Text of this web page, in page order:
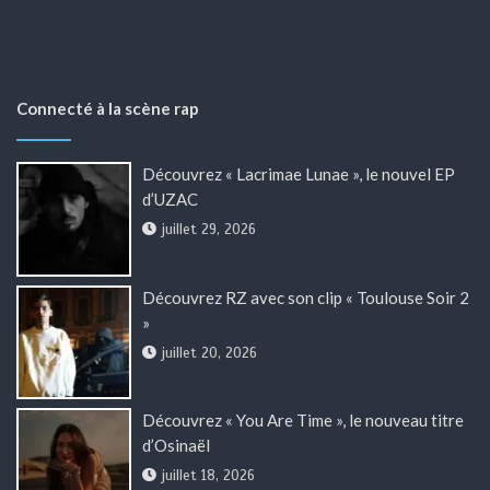
Connecté à la scène rap
Découvrez « Lacrimae Lunae », le nouvel EP
d’UZAC
juillet 29, 2026
Découvrez RZ avec son clip « Toulouse Soir 2
»
juillet 20, 2026
Découvrez « You Are Time », le nouveau titre
d’Osinaël
juillet 18, 2026